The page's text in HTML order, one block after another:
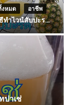
งหมด , อาชีพ
(คลิป) วิธีทำไวน์สับปะรด Pineapple Wine
ปาเช่